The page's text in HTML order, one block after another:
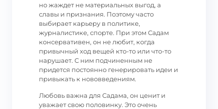
но жаждет не материальных выгод, а
славы и признания. Поэтому часто
выбирает карьеру в политике,
журналистике, спорте. При этом Садам
консервативен, он не любит, когда
привычный ход вещей кто-то или что-то
нарушает. С ним подчиненным не
придется постоянно генерировать идеи и
привыкать к нововведениям.
Любовь важна для Садама, он ценит и
уважает свою половинку. Это очень